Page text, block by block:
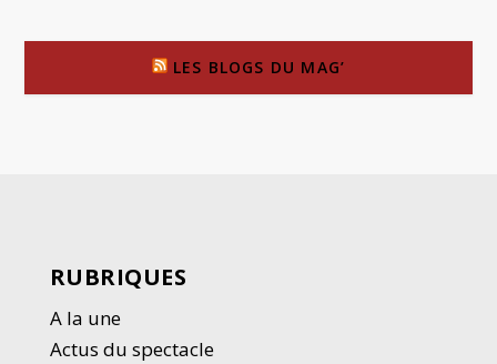
LES BLOGS DU MAG’
RUBRIQUES
A la une
Actus du spectacle